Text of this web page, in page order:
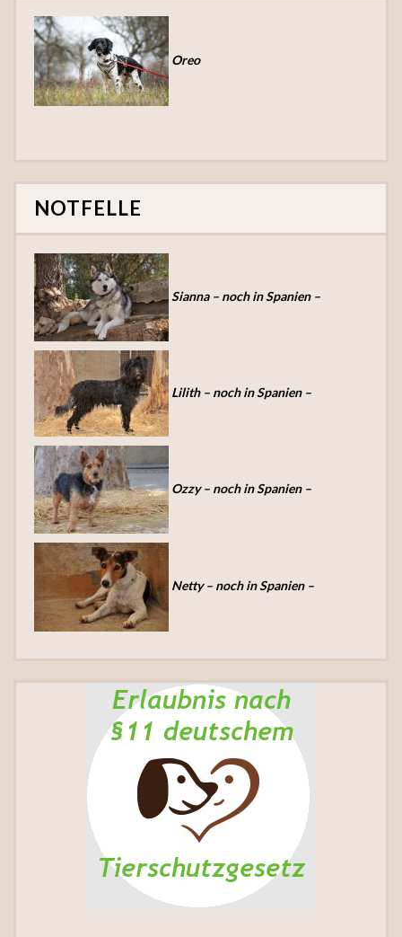
Oreo
NOTFELLE
Sianna – noch in Spanien –
Lilith – noch in Spanien –
Ozzy – noch in Spanien –
Netty – noch in Spanien –